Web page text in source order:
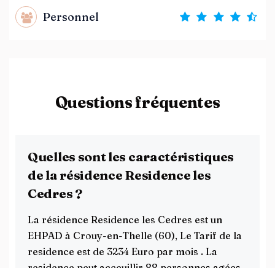
Personnel
Questions fréquentes
Quelles sont les caractéristiques
de la résidence Residence les
Cedres ?
La résidence Residence les Cedres est un
EHPAD à Crouy-en-Thelle (60), Le Tarif de la
residence est de 3234 Euro par mois . La